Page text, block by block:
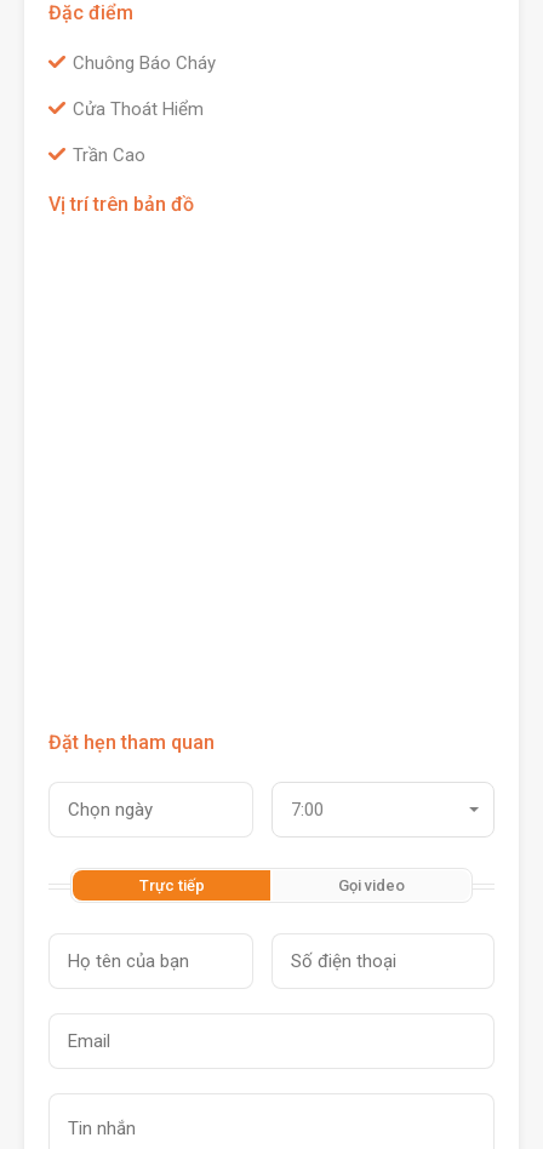
Đặc điểm
Chuông Báo Cháy
Cửa Thoát Hiểm
Trần Cao
Vị trí trên bản đồ
Đặt hẹn tham quan
7:00
Trực tiếp Gọi video